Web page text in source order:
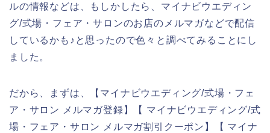
ルの情報などは、もしかしたら、マイナビウエディン
グ/式場・フェア・サロンのお店のメルマガなどで配信
しているかも♪と思ったので色々と調べてみることにし
ました。
だから、まずは、【マイナビウエディング/式場・フェ
ア・サロン メルマガ登録】【 マイナビウエディング/式
場・フェア・サロン メルマガ割引クーポン】【 マイナ